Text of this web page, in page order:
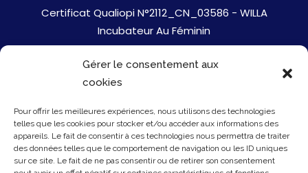
Gérer le consentement aux
cookies
Pour offrir les meilleures expériences, nous utilisons des technologies
telles que les cookies pour stocker et/ou accéder aux informations des
appareils. Le fait de consentir à ces technologies nous permettra de traiter
des données telles que le comportement de navigation ou les ID uniques
sur ce site. Le fait de ne pas consentir ou de retirer son consentement
Certificat Qualiopi N°2112_CN_03586 - WILLA
Incubateur Au Féminin
Jobs
Mentions Légales
Politique de cookies
Presse